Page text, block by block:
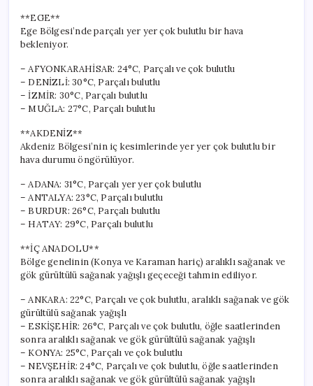
**EGE**
Ege Bölgesi’nde parçalı yer yer çok bulutlu bir hava
bekleniyor.
– AFYONKARAHİSAR: 24°C, Parçalı ve çok bulutlu
– DENİZLİ: 30°C, Parçalı bulutlu
– İZMİR: 30°C, Parçalı bulutlu
– MUĞLA: 27°C, Parçalı bulutlu
**AKDENİZ**
Akdeniz Bölgesi’nin iç kesimlerinde yer yer çok bulutlu bir
hava durumu öngörülüyor.
– ADANA: 31°C, Parçalı yer yer çok bulutlu
– ANTALYA: 23°C, Parçalı bulutlu
– BURDUR: 26°C, Parçalı bulutlu
– HATAY: 29°C, Parçalı bulutlu
**İÇ ANADOLU**
Bölge genelinin (Konya ve Karaman hariç) aralıklı sağanak ve
gök gürültülü sağanak yağışlı geçeceği tahmin ediliyor.
– ANKARA: 22°C, Parçalı ve çok bulutlu, aralıklı sağanak ve gök
gürültülü sağanak yağışlı
– ESKİŞEHİR: 26°C, Parçalı ve çok bulutlu, öğle saatlerinden
sonra aralıklı sağanak ve gök gürültülü sağanak yağışlı
– KONYA: 25°C, Parçalı ve çok bulutlu
– NEVŞEHİR: 24°C, Parçalı ve çok bulutlu, öğle saatlerinden
sonra aralıklı sağanak ve gök gürültülü sağanak yağışlı